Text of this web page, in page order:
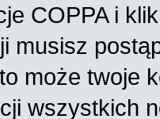
COPPA i
musisz
może twoje
wszystkich